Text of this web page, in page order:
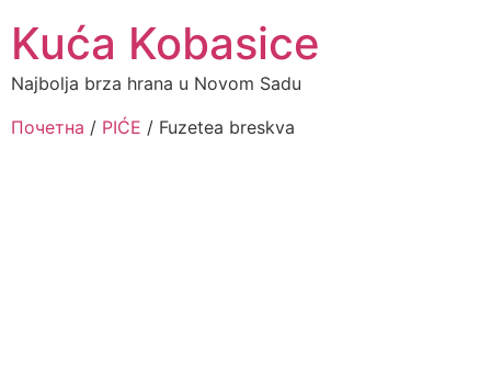
Kuća Kobasice
Najbolja brza hrana u Novom Sadu
Почетна / PIĆE / Fuzetea breskva